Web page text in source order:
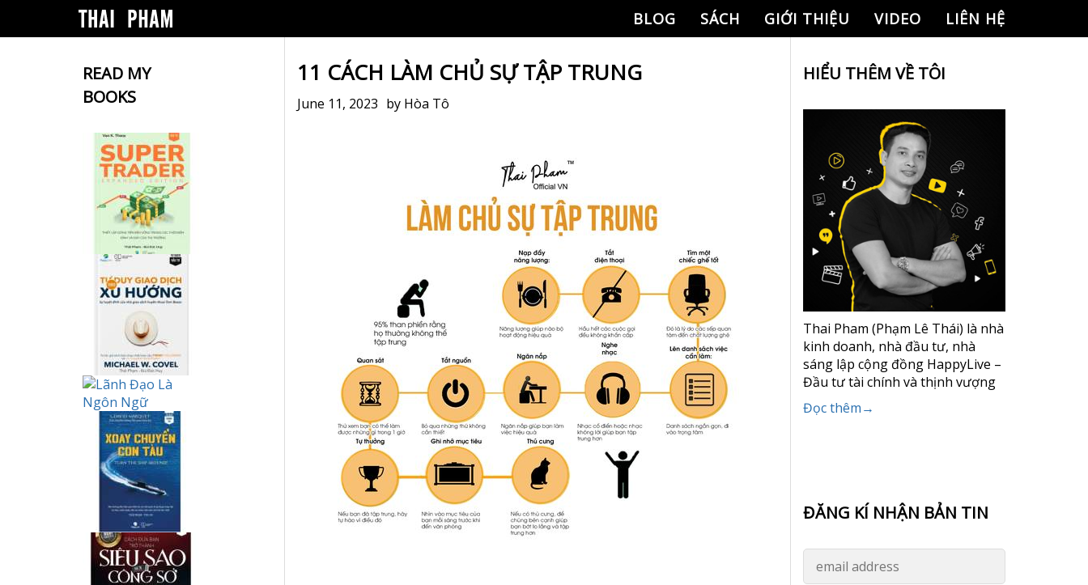
BLOG SÁCH GIỚI THIỆU VIDEO LIÊN HỆ
READ MY
BOOKS
11 CÁCH LÀM CHỦ SỰ TẬP TRUNG
June 11, 2023 by Hòa Tô
HIỂU THÊM VỀ TÔI
Thai Pham (Phạm Lê Thái) là nhà
kinh doanh, nhà đầu tư, nhà
sáng lập cộng đồng HappyLive –
Đầu tư tài chính và thịnh vượng
Đọc thêm→
ĐĂNG KÍ NHẬN BẢN TIN